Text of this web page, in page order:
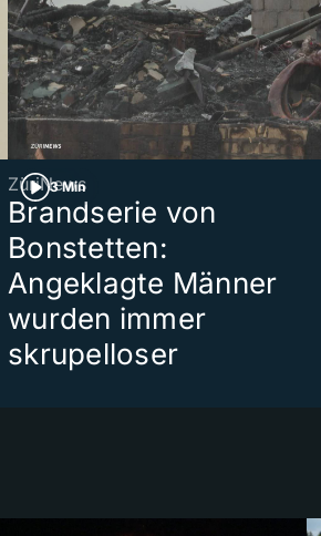
3 Min
ZüriNews
Brandserie von
Bonstetten:
Angeklagte Männer
wurden immer
skrupelloser